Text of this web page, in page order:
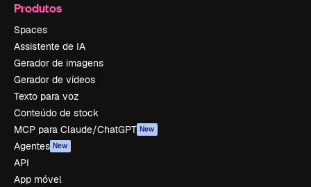
Produtos
Spaces
Assistente de IA
Gerador de imagens
Gerador de vídeos
Texto para voz
Conteúdo de stock
MCP para Claude/ChatGPT New
Agentes New
API
App móvel